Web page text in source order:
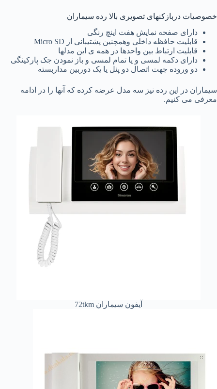
خصوصیات دربازکنهای تصویری بالا رده سیماران
دارای صفحه نمایش هفت اینچ رنگی
قابلیت حافظه داخلی وهمچنین پشتیبانی از Micro SD
قابلیت ارتباط بین واحدها در همه ی این مدلها
دارای دکمه لمسی و یا تمام لمسی و باز نمودن جک پارکینگی
دو وروده جهت اتصال دو پنل یا یک دوربین مداربسته
سیماران در این رده نیز سه مدل عرضه کرده که آنها را در ادامه
معرفی می کنیم.
آیفون سیماران 72tkm